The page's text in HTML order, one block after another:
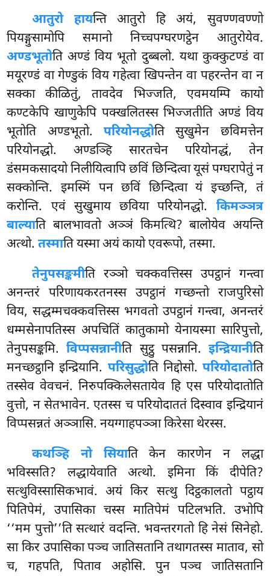
आतुरो हायन्ति आतुरो हि अयं, सुवण्णवण्णो
पियङ्गुसामोपि समानो निच्चपग्घरणट्ठेन आतुरोयेव.
अण्डभूतोति अण्डं विय भूतो दुब्बलो. यथा कुक्कुटण्डं वा
मयूरण्डं वा गेण्डुकं विय गहेत्वा खिपन्तेन वा पहरन्तेन वा न
सक्का कीळितुं, तावदेव भिज्जति, एवमयम्पि कायो
कण्टकेपि खाणुकेपि पक्खलितस्स भिज्जतीति अण्डं विय
भूतोति अण्डभूतो. परियोनद्धोति सुखुमेन छविमत्तेन
परियोनद्धो. अण्डञ्हि सारतचेन परियोनद्धं, तेन
डंसमकसादयो निलीयित्वापि छविं छिन्दित्वा यूसं पग्घरापेतुं न
सक्कोन्ति. इमस्मिं पन छविं छिन्दित्वा यं इच्छन्ति, तं
करोन्ति. एवं सुखुमाय छविया परियोनद्धो. किमञ्ञत्र
बाल्याति बालभावतो अञ्ञं किमत्थि? बालोयेव अयन्ति
अत्थो.तस्माति यस्मा अयं कायो एवरूपो, तस्मा.
तेनुपसङ्कमीति रञ्ञो चक्कवत्तिस्स उपट्ठानं गन्त्वा
अनन्तरं परिणायकरतनस्स उपट्ठानं गच्छन्तो राजपुरिसो
विय, सद्धम्मचक्कवत्तिस्स भगवतो उपट्ठानं गन्त्वा, अनन्तरं
धम्मसेनापतिस्सअपचितिं कातुकामो येनायस्मा सारिपुत्तो,
तेनुपसङ्कमि.विप्पसन्नानीति सुट्ठु पसन्नानि. इन्द्रियानीति
मनच्छट्ठानि इन्द्रियानि. परिसुद्धोति निद्दोसो. परियोदातोति
तस्सेव वेवचनं. निरुपक्किलेसतायेव हि एस परियोदातोति
वुत्तो, न सेतभावेन. एतस्स च परियोदाततं दिस्वाव इन्द्रियानं
विप्पसन्नतं अञ्ञासि. नयग्गाहपञ्ञा किरेसा थेरस्स.
कथञ्हि नो सियाति केन कारणेन न लद्धा
भविस्सति? लद्धायेवाति अत्थो. इमिना किं दीपेति?
सत्थुविस्सासिकभावं. अयं किर सत्थु दिट्ठकालतो पट्ठाय
पितिपेमं, उपासिका चस्स मातिपेमं पटिलभति. उभोपि
‘‘मम पुत्तो’’ति सत्थारं वदन्ति. भवन्तरगतो हि नेसं सिनेहो.
सा किर उपासिका पञ्च जातिसतानि तथागतस्स माताव, सो
च, गहपति, पिताव अहोसि. पुन पञ्च जातिसतानि